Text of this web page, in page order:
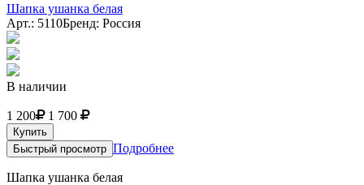
Шапка ушанка белая
Арт.: 5110Бренд: Россия
В наличии
1 200 1 700
Купить
Быстрый просмотр Подробнее
Шапка ушанка белая